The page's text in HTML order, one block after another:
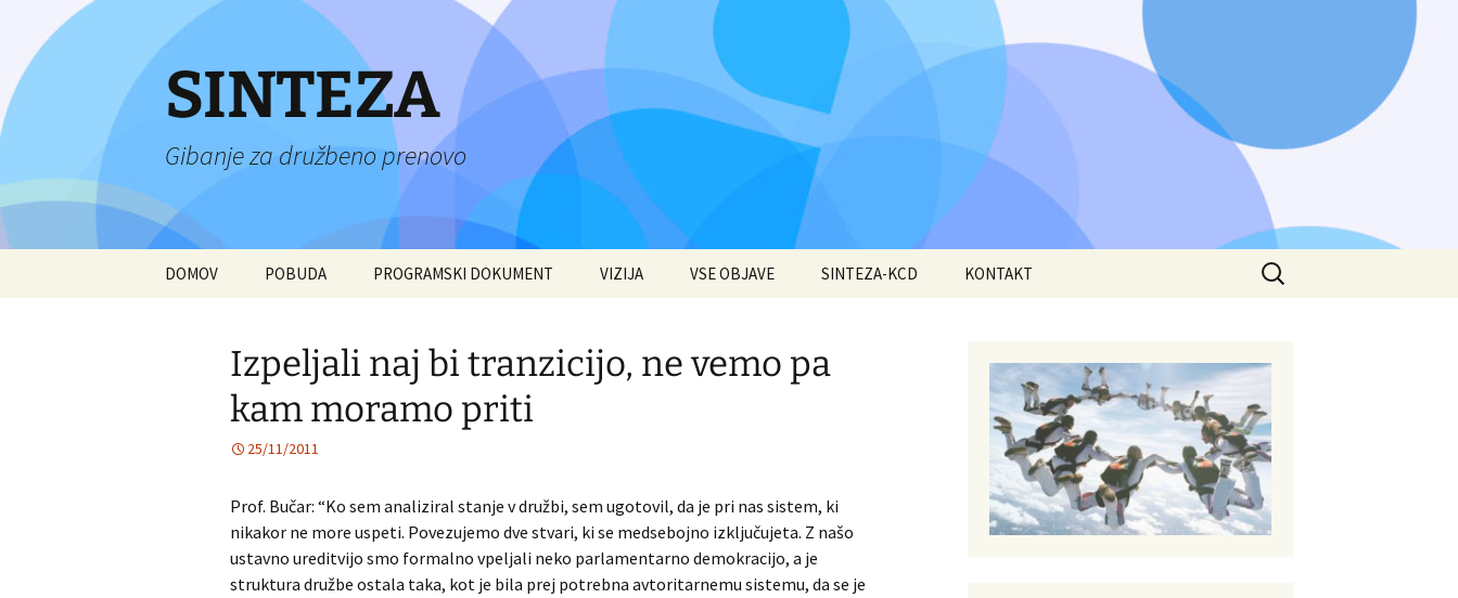
vsebino
SINTEZA
Gibanje za družbeno prenovo
DOMOV POBUDA PROGRAMSKI DOKUMENT VIZIJA VSE OBJAVE SINTEZA-KCD KONTAKT
Išči:
Izpeljali naj bi tranzicijo, ne vemo pa
kam moramo priti
25/11/2011
Prof. Bučar: “Ko sem analiziral stanje v družbi, sem ugotovil, da je pri nas sistem, ki
nikakor ne more uspeti. Povezujemo dve stvari, ki se medsebojno izključujeta. Z našo
ustavno ureditvijo smo formalno vpeljali neko parlamentarno demokracijo, a je
struktura družbe ostala taka, kot je bila prej potrebna avtoritarnemu sistemu, da se je